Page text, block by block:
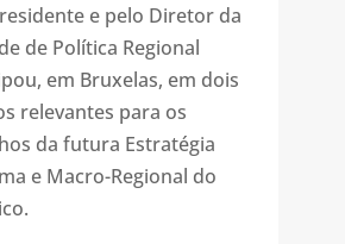
e pelo Diretor da
de Política Regional
em Bruxelas, em dois
relevantes para os
da futura Estratégia
e Macro-Regional do